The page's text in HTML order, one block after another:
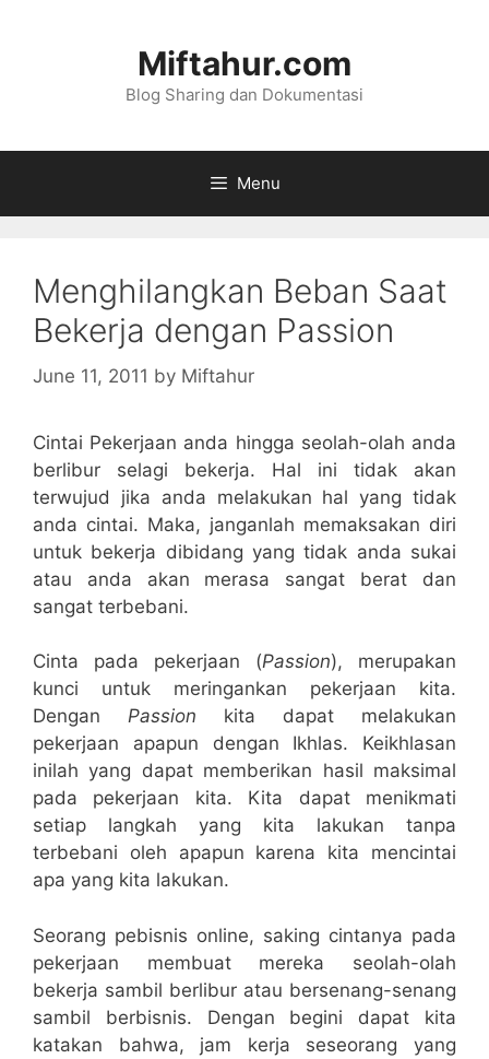
Miftahur.com
Blog Sharing dan Dokumentasi
Menu
Menghilangkan Beban Saat
Bekerja dengan Passion
June 11, 2011 by Miftahur
Cintai Pekerjaan anda hingga seolah-olah anda
berlibur selagi bekerja. Hal ini tidak akan
terwujud jika anda melakukan hal yang tidak
anda cintai. Maka, janganlah memaksakan diri
untuk bekerja dibidang yang tidak anda sukai
atau anda akan merasa sangat berat dan
sangat terbebani.
Cinta pada pekerjaan (Passion), merupakan
kunci untuk meringankan pekerjaan kita.
Dengan Passion kita dapat melakukan
pekerjaan apapun dengan Ikhlas. Keikhlasan
inilah yang dapat memberikan hasil maksimal
pada pekerjaan kita. Kita dapat menikmati
setiap langkah yang kita lakukan tanpa
terbebani oleh apapun karena kita mencintai
apa yang kita lakukan.
Seorang pebisnis online, saking cintanya pada
pekerjaan membuat mereka seolah-olah
bekerja sambil berlibur atau bersenang-senang
sambil berbisnis. Dengan begini dapat kita
katakan bahwa, jam kerja seseorang yang